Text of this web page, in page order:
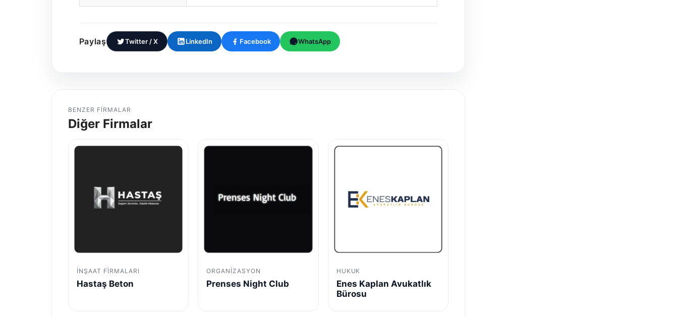
Paylaş Twitter / X LinkedIn Facebook WhatsApp
BENZER FIRMALAR
Diğer Firmalar
İNŞAAT FIRMALARI
Hastaş Beton
ORGANIZASYON
Prenses Night Club
HUKUK
Enes Kaplan Avukatlık
Bürosu